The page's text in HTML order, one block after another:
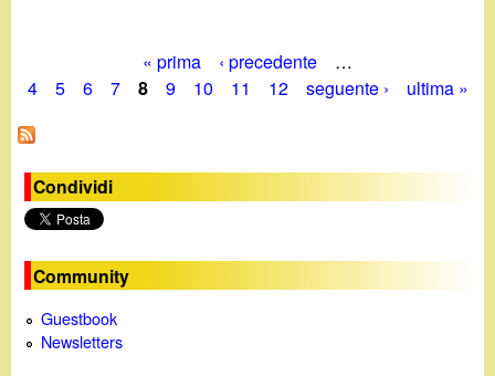
P
a
g
i
n
e
« prima ‹ precedente
…
4
5 6 7 8 9 10 11 12 seguente › ultima »
Condividi
Community
Guestbook
Newsletters